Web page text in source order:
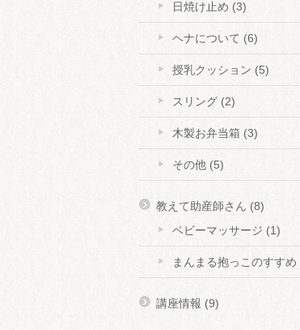
日焼け止め (3)
ヘナについて (6)
授乳クッション (5)
スリング (2)
木製お弁当箱 (3)
その他 (5)
教えて助産師さん (8)
ベビーマッサージ (1)
まんまる抱っこのすすめ
講座情報 (9)